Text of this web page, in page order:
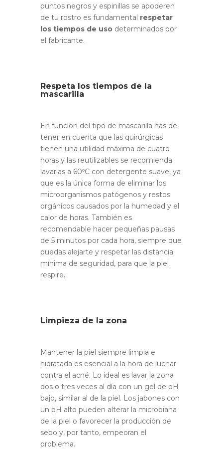
puntos negros y espinillas se apoderen
de tu rostro es fundamental respetar
los tiempos de usodeterminados por
el fabricante.
Respeta los tiempos de la
mascarilla
En función del tipo de mascarilla has de
tener en cuenta que las quirúrgicas
tienen una utilidad máxima de cuatro
horas y las reutilizables se recomienda
lavarlas a 60ºC con detergente suave, ya
que es la única forma de eliminar los
microorganismos patógenos y restos
orgánicos causados por la humedad y el
calor de horas. También es
recomendable hacer pequeñas pausas
de 5 minutos por cada hora, siempre que
puedas alejarte y respetar las distancia
mínima de seguridad, para que la piel
respire.
Limpieza de la zona
Mantener la piel siempre limpia e
hidratada es esencial a la hora de luchar
contra el acné. Lo ideal es lavar la zona
dos o tres veces al día con un gel de pH
bajo, similar al de la piel. Los jabones con
un pH alto pueden alterar la microbiana
de la piel o favorecer la producción de
sebo y, por tanto, empeoran el
problema.